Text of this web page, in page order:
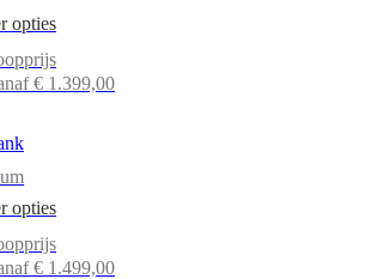
opties
€ 1.399,00
opties
€ 1.499,00